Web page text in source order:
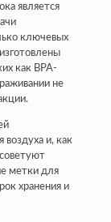
является
ключевых
как BPA-
не
воздуха и, как
метки для
хранения и